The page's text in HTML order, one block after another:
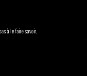
à le faire savoir.